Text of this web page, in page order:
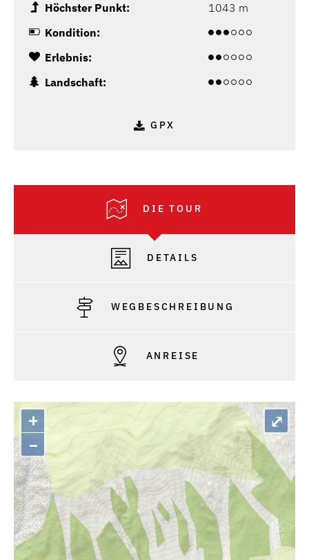
Höchster Punkt:
1043 m
Kondition:
Erlebnis:
Landschaft:
GPX
DIE TOUR
DETAILS
WEGBESCHREIBUNG
ANREISE
+
–
⤢